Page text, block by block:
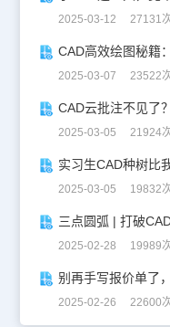
2025-03-12 27131
2025-03-07 23522
CAD云批注不见了
2025-03-05 21924
实习生CAD种树比
2025-03-05 19832
三点圆弧 | 打破
2025-02-28 19989
别再手写报价单了
2025-02-26 22600